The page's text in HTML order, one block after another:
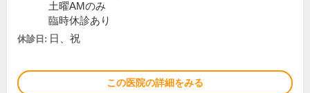
土曜AMのみ
臨時休診あり
休診日: 日、祝
この医院の詳細をみる